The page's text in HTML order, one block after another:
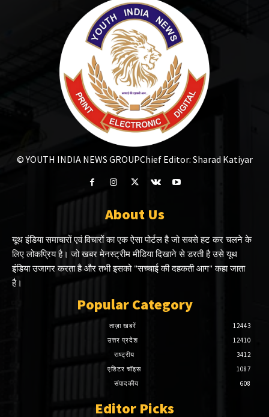
© YOUTH INDIA NEWS GROUPChief Editor: Sharad Katiyar
About Us
यूथ इंडिया समाचारों एवं विचारों का एक ऐसा पोर्टल है जो सबसे हट कर चलने के
लिए लोकप्रिय है। जो खबर मेनस्ट्रीम मीडिया दिखाने से डरती है उसे यूथ
इंडिया उजागर करता है और तभी इसको "सच्चाई की दहकती आग" कहा जाता
है।
Popular Category
ताज़ा खबरें
12443
उत्तर प्रदेश
12410
राष्ट्रीय
3412
एडिटर चॉइस
1087
संपादकीय
608
Editor Picks